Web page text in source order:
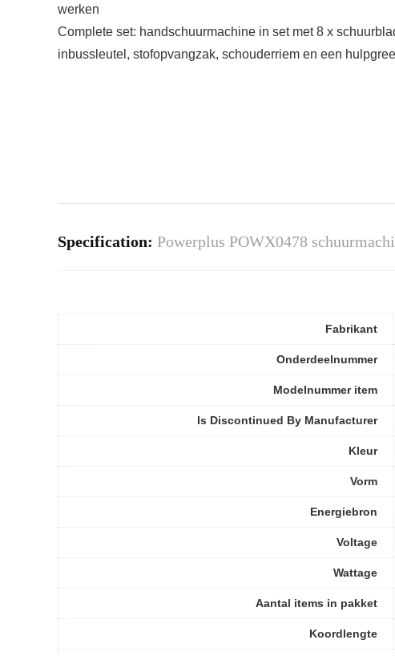
werken
Complete set: handschuurmachine in set met 8 x
inbussleutel, stofopvangzak, schouderriem en een
Specification: Powerplus POWX0478
Fabrikant
Onderdeelnummer
Modelnummer item
Is Discontinued By Manufacturer
Kleur
Vorm
Energiebron
Voltage
Wattage
Aantal items in pakket
Koordlengte